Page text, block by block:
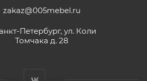
zakaz@005mebel.ru
Петербург, ул. Коли
Томчака д. 28